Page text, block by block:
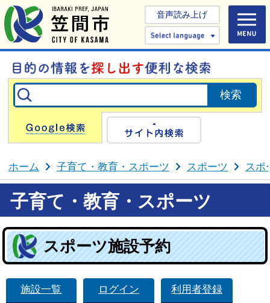
音声読み上げ
Select
Google検索
ホーム 子育て・教育・スポーツ スポーツ スポ
子育て・教育・スポーツ
スポーツ施設予約
施設一覧 ログイン 利用者登録